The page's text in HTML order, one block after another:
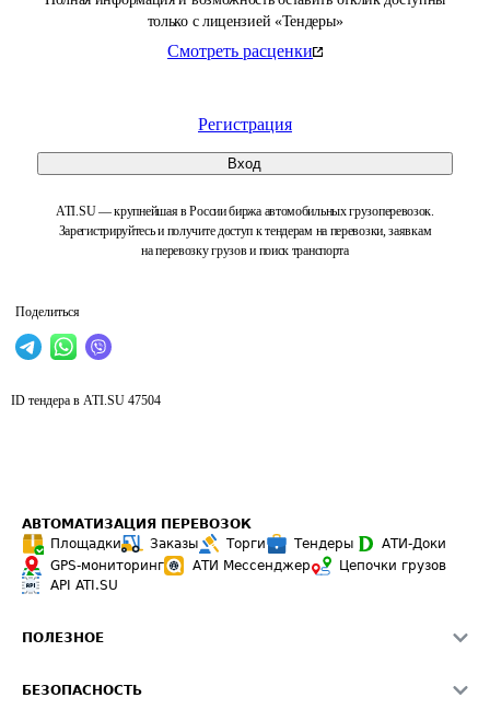
только с лицензией «Тендеры»
Смотреть расценки
Регистрация
Вход
ATI.SU — крупнейшая в России биржа автомобильных грузоперевозок.
Зарегистрируйтесь и получите доступ к тендерам на перевозки, заявкам
на перевозку грузов и поиск транспорта
Поделиться
ID тендера в ATI.SU 47504
АВТОМАТИЗАЦИЯ ПЕРЕВОЗОК
Площадки
Заказы Торги Тендеры
АТИ-Доки
GPS-мониторинг
АТИ Мессенджер
Цепочки грузов
API ATI.SU
ПОЛЕЗНОЕ
БЕЗОПАСНОСТЬ